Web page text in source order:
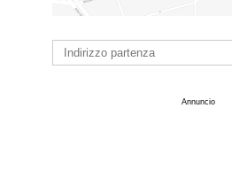
Annuncio